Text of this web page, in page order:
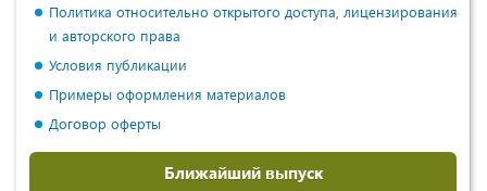
Политика относительно открытого доступа, лицензирования
и авторского права
Условия публикации
Примеры оформления материалов
Договор оферты
Ближайший выпуск